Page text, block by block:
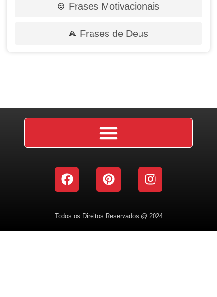
Frases Motivacionais
Frases de Deus
Todos os Direitos Reservados @ 2024